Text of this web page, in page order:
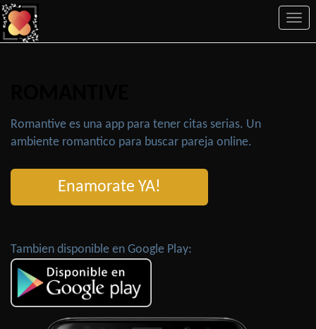
Romantive es una app para tener citas serias. Un
ambiente romantico para buscar pareja online.
Enamorate YA!
Tambien disponible en Google Play: